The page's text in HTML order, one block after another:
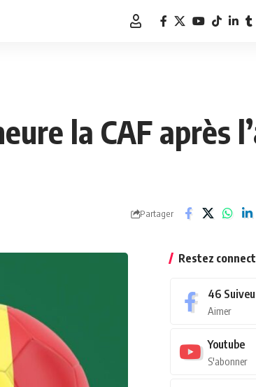
la CAF après
Partager
Restez
46
Aimer
Youtube
S'abonner